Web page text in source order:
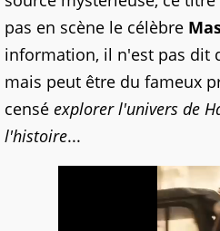
pas en scène le célèbre
information, il n'est pas dit
mais peut être du fameux
censé explorer l'univers de
l'histoire...